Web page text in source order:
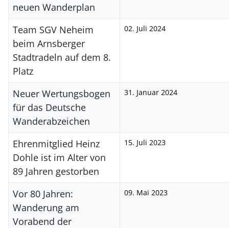
neuen Wanderplan
Team SGV Neheim
beim Arnsberger
Stadtradeln auf dem 8.
Platz
02. Juli 2024
Neuer Wertungsbogen
für das Deutsche
Wanderabzeichen
31. Januar 2024
Ehrenmitglied Heinz
Dohle ist im Alter von
89 Jahren gestorben
15. Juli 2023
Vor 80 Jahren:
Wanderung am
Vorabend der
09. Mai 2023